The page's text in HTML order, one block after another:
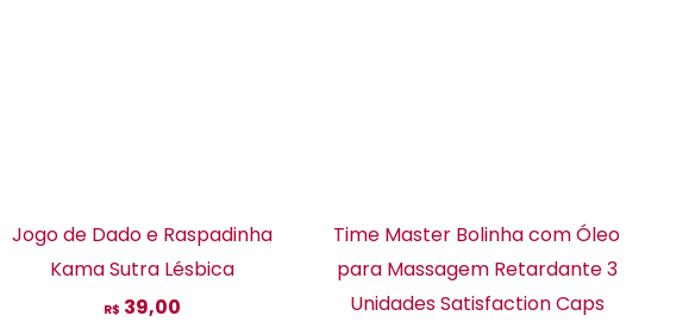
Jogo de Dado e Raspadinha
Kama Sutra Lésbica
R$ 39,00
Time Master Bolinha com Óleo
para Massagem Retardante 3
Unidades Satisfaction Caps